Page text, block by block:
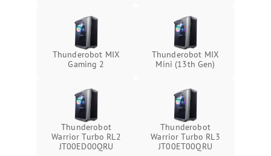
Thunderobot MIX
Gaming 2
Thunderobot MIX
Mini (13th Gen)
Thunderobot
Warrior Turbo RL2
JT00ED00QRU
Thunderobot
Warrior Turbo RL3
JT00ET00QRU